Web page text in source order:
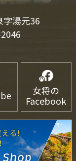
字湯元36
女将の
Facebook